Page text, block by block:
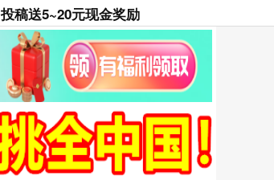
投稿送5~20元现金奖励